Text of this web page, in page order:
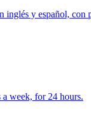
inglés y español, con
week, for 24 hours.